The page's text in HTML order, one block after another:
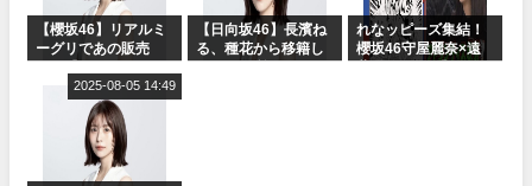
【櫻坂46】リアルミ
ーグリであの販売
Break』オフィシャ
ルグッズ解禁
【日向坂46】長濱ね
る、種花から移籍し
れなッピーズ集結！
櫻坂46守屋麗奈×遠
2025-08-05 14:49